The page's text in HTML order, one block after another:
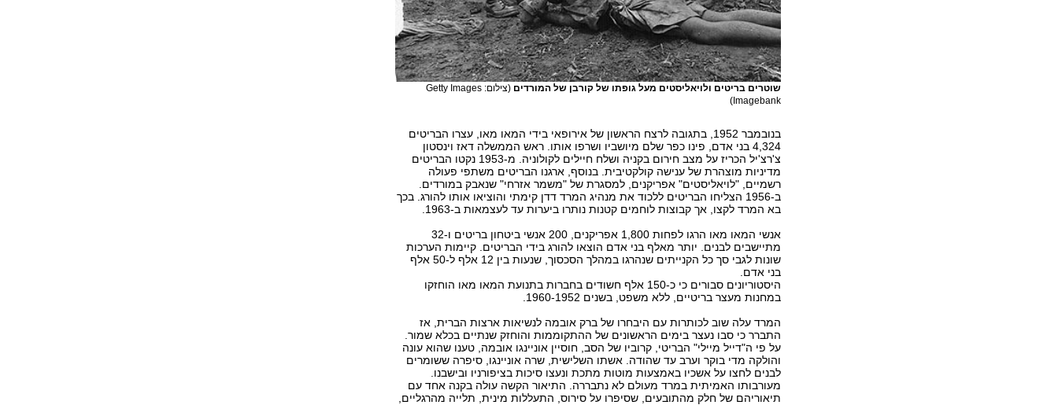
שוטרים בריטים ולויאליסטים מעל גופתו של קורבן של המורדים
(צילום: Getty Images
Imagebank)
בנובמבר 1952, בתגובה לרצח הראשון של אירופאי בידי המאו מאו, עצרו הבריטים
4,324 בני אדם, פינו כפר שלם מיושביו ושרפו אותו. ראש הממשלה דאז וינסטון
צ'רצ'יל הכריז על מצב חירום בקניה ושלח חיילים לקולוניה. מ-1953 נקטו הבריטים
מדיניות מוצהרת של ענישה קולקטיבית. בנוסף, ארגנו הבריטים משתפי פעולה
רשמיים, "לויאליסטים" אפריקנים, למסגרת של "משמר אזרחי" שנאבק במורדים.
ב-1956 הצליחו הבריטים ללכוד את מנהיג המרד דדן קימתי והוציאו אותו להורג. בכך
בא המרד לקצו, אך קבוצות לוחמים קטנות נותרו ביערות עד לעצמאות ב-1963.
אנשי המאו מאו הרגו לפחות 1,800 אפריקנים, 200 אנשי ביטחון בריטים ו-32
מתיישבים לבנים. יותר מאלף בני אדם הוצאו להורג בידי הבריטים. קיימות הערכות
שונות לגבי סך כל הקנייתים שנהרגו במהלך הסכסוך, שנעות בין 12 אלף ל-50 אלף
בני אדם.
היסטוריונים סבורים כי כ-150 אלף חשודים בחברות בתנועת המאו מאו הוחזקו
במחנות מעצר בריטיים, ללא משפט, בשנים 1960-1952.
המרד עלה שוב לכותרות עם היבחרו של ברק אובמה לנשיאות ארצות הברית, אז
התברר כי סבו נעצר בימים הראשונים של ההתקוממות והוחזק שנתיים בכלא שמור.
על פי ה"דייל מיילי" הבריטי, קרוביו של הסב, חוסיין אוניינגו אובמה, טענו שהוא עונה
והולקה מדי בוקר וערב עד שהודה. אשתו השלישית, שרה אוניינגו, סיפרה ששומרים
לבנים לחצו על אשכיו באמצעות מוטות מתכת ונעצו סיכות בציפורניו ובישבנו.
מעורבותו האמיתית במרד מעולם לא נתבררה. התיאור הקשה עולה בקנה אחד עם
תיאוריהם של חלק מהתובעים, שסיפרו על סירוס, התעללות מינית, תלייה מהרגליים,